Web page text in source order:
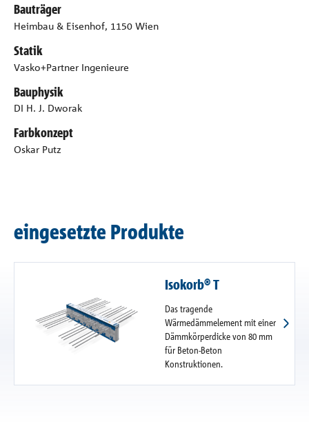
Bauträger
Heimbau & Eisenhof, 1150 Wien
Statik
Vasko+Partner Ingenieure
Bauphysik
DI H. J. Dworak
Farbkonzept
Oskar Putz
eingesetzte Produkte
Isokorb® T
Das tragende
Wärmedämmelement mit einer
Dämmkörperdicke von 80 mm
für Beton-Beton
Konstruktionen.